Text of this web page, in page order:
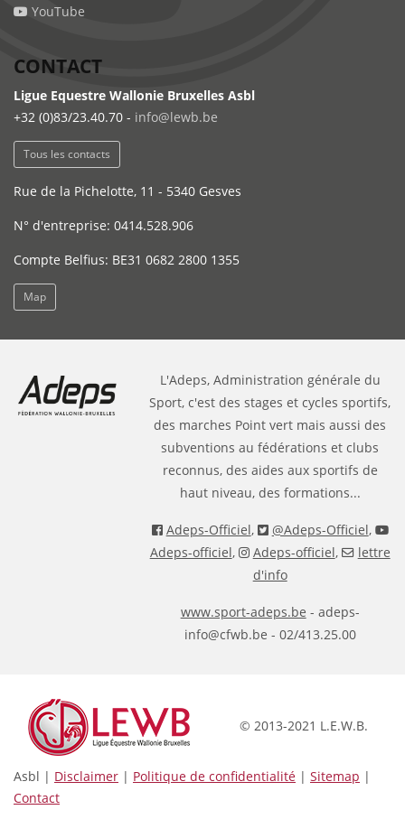
YouTube
CONTACT
Ligue Equestre Wallonie Bruxelles Asbl
+32 (0)83/23.40.70 - info@lewb.be
Tous les contacts
Rue de la Pichelotte, 11 - 5340 Gesves
N° d'entreprise: 0414.528.906
Compte Belfius: BE31 0682 2800 1355
Map
L'Adeps, Administration générale du
Sport, c'est des stages et cycles sportifs,
des marches Point vert mais aussi des
subventions au fédérations et clubs
reconnus, des aides aux sportifs de
haut niveau, des formations...
Adeps-Officiel, @Adeps-Officiel,
Adeps-officiel, Adeps-officiel,
lettre
d'info
www.sport-adeps.be - adeps-
info@cfwb.be - 02/413.25.00
© 2013-2021 L.E.W.B.
Asbl | Disclaimer | Politique de confidentialité | Sitemap |
Contact